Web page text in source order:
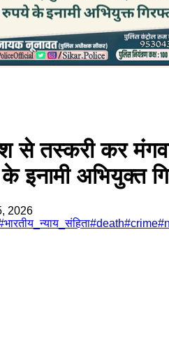
से तस्करी कर
इनामी अभियुक्त
2026
भारतीय_न्याय_संहिता#death#crime#